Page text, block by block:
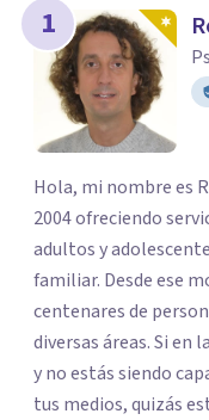
Responde a unas
los profesionales
necesidades.
1
Hola, mi nombre es
2004 ofreciendo
adultos y
familiar. Desde ese
centenares de
diversas áreas. Si en
y no estás siendo
tus medios, quizás